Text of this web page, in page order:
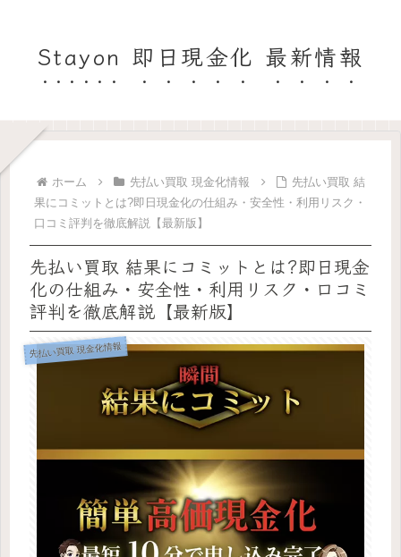
Stayon 即日現金化 最新情報
ホーム 先払い買取 現金化情報
先払い買取 結
果にコミットとは?即日現金化の仕組み・安全性・利用リスク・
口コミ評判を徹底解説【最新版】
先払い買取 結果にコミットとは?即日現金
化の仕組み・安全性・利用リスク・口コミ
評判を徹底解説【最新版】
先払い買取 現金化情報